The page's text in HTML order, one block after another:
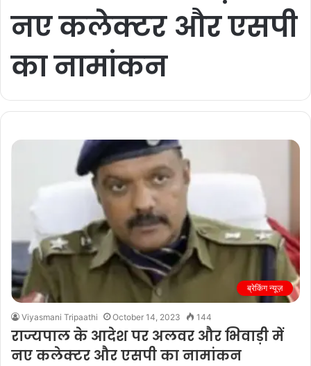
नए कलेक्टर और एसपी
का नामांकन
ब्रेकिंग न्यूज़
Viyasmani Tripaathi October 14, 2023 144
राज्यपाल के आदेश पर अलवर और भिवाड़ी में
नए कलेक्टर और एसपी का नामांकन